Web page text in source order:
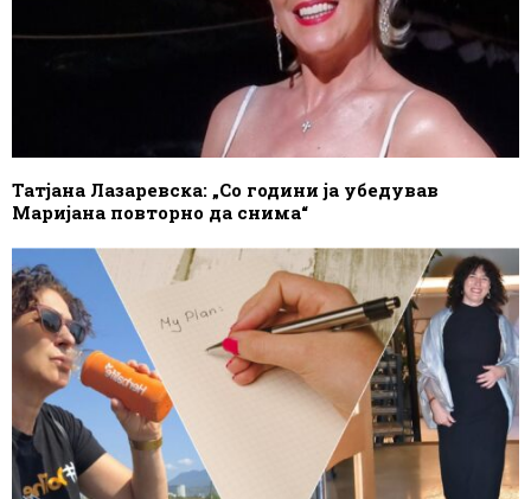
Татјана Лазаревска: „Со години ја убедував
Маријана повторно да снима“